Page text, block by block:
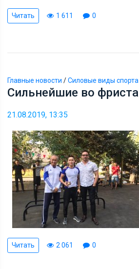
Читать 1 611 0
Главные новости /Силовые виды спорта
Сильнейшие во
21.08.2019, 13:35
Читать 2 061 0